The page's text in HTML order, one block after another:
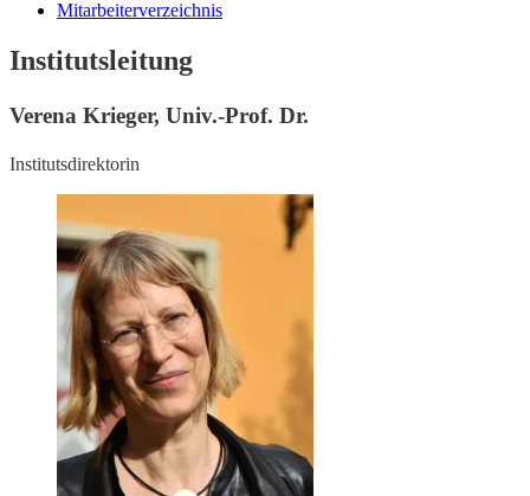
Mitarbeiterverzeichnis
Institutsleitung
Verena Krieger, Univ.-Prof. Dr.
Institutsdirektorin